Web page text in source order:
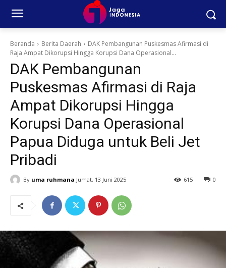
Beranda Berita Daerah
DAK Pembangunan Puskesmas Afirmasi di
Raja Ampat Dikorupsi Hingga Korupsi Dana Operasional...
DAK Pembangunan
Puskesmas Afirmasi di Raja
Ampat Dikorupsi Hingga
Korupsi Dana Operasional
Papua Diduga untuk Beli Jet
Pribadi
By uma ruhmana Jumat, 13 Juni 2025 0
615